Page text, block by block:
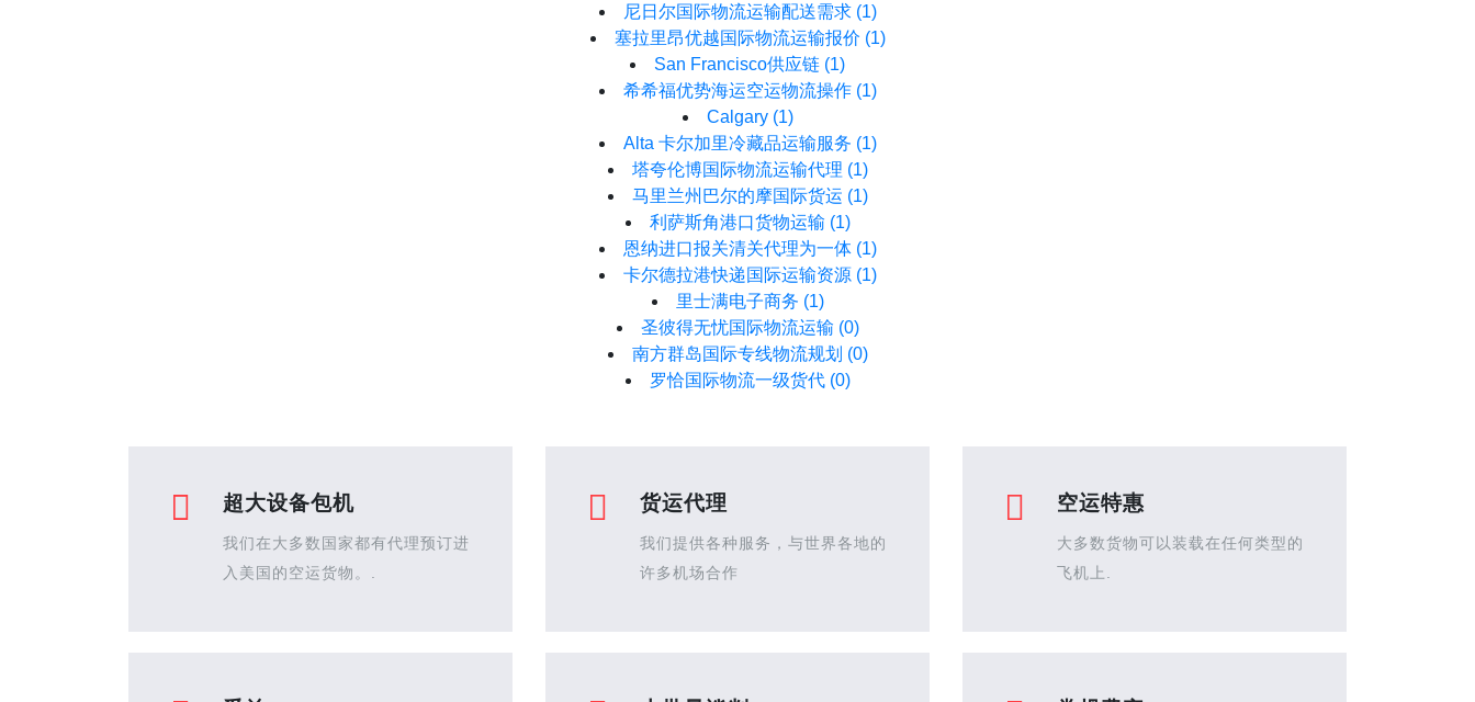
尼日尔国际物流运输配送需求 (1)
塞拉里昂优越国际物流运输报价 (1)
San Francisco供应链 (1)
希希福优势海运空运物流操作 (1)
Calgary (1)
Alta 卡尔加里冷藏品运输服务 (1)
塔夸伦博国际物流运输代理 (1)
马里兰州巴尔的摩国际货运 (1)
利萨斯角港口货物运输 (1)
恩纳进口报关清关代理为一体 (1)
卡尔德拉港快递国际运输资源 (1)
里士满电子商务 (1)
圣彼得无忧国际物流运输 (0)
南方群岛国际专线物流规划 (0)
罗恰国际物流一级货代 (0)
超大设备包机
我们在大多数国家都有代理预订进
入美国的空运货物。.
货运代理
我们提供各种服务，与世界各地的
许多机场合作
空运特惠
大多数货物可以装载在任何类型的
飞机上.